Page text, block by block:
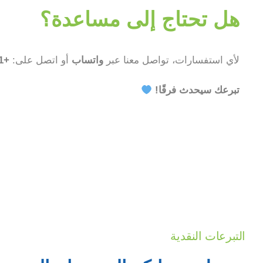
هل تحتاج إلى مساعدة؟
لأي استفسارات، تواصل معنا عبر واتساب أو اتصل على: +961 78 806 402
تبرعك سيحدث فرقًا!
التبرعات النقدية